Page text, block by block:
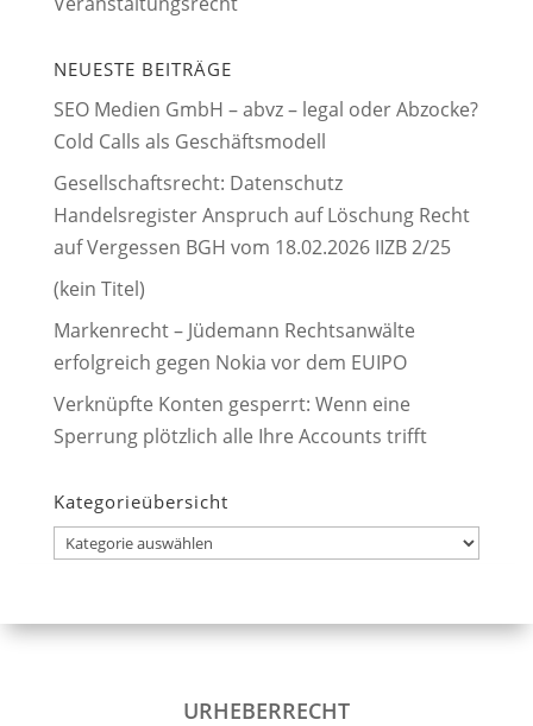
NEUESTE BEITRÄGE
SEO Medien GmbH – abvz – legal oder Abzocke?
Cold Calls als Geschäftsmodell
Gesellschaftsrecht: Datenschutz
Handelsregister Anspruch auf Löschung Recht
auf Vergessen BGH vom 18.02.2026 IIZB 2/25
(kein Titel)
Markenrecht – Jüdemann Rechtsanwälte
erfolgreich gegen Nokia vor dem EUIPO
Verknüpfte Konten gesperrt: Wenn eine
Sperrung plötzlich alle Ihre Accounts trifft
Kategorieübersicht
Kategorieübersicht
URHEBERRECHT